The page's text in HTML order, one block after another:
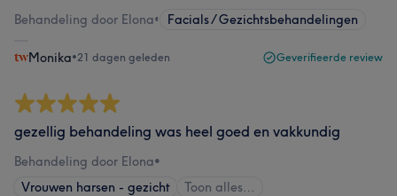
Behandeling door Elona• Facials / Gezichtsbehandelingen
Monika•21 dagen geleden Geverifieerde review
gezellig behandeling was heel goed en vakkundig
Behandeling door Elona•
Vrouwen harsen - gezicht
Toon alles…